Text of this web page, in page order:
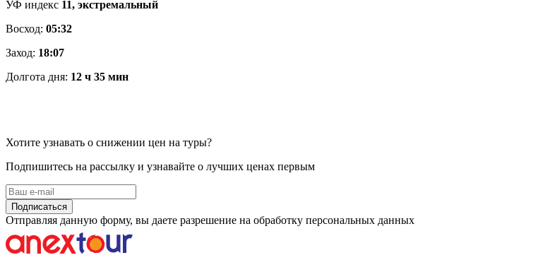
УФ индекс 11, экстремальный
Восход: 05:32
Заход: 18:07
Долгота дня: 12 ч 35 мин
Хотите узнавать о снижении цен на туры?
Подпишитесь на рассылку и узнавайте о лучших ценах первым
Подписаться
Отправляя данную форму, вы даете разрешение на обработку персональных данных